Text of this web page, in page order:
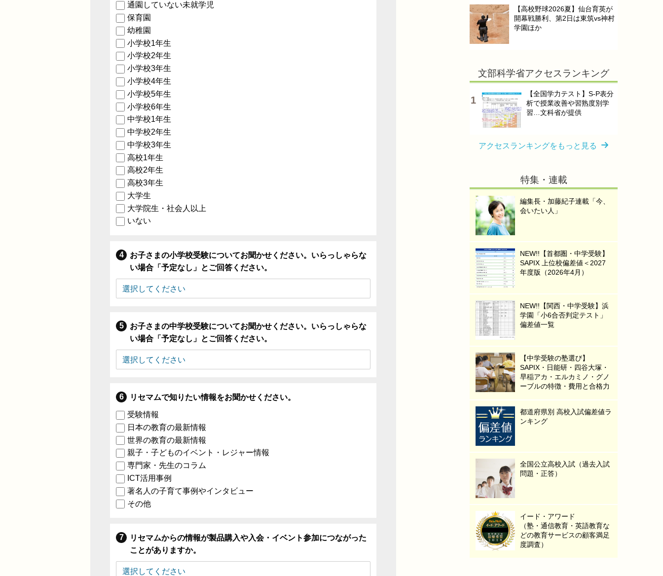
通園していない未就学児
保育園
幼稚園
小学校1年生
小学校2年生
小学校3年生
小学校4年生
小学校5年生
小学校6年生
中学校1年生
中学校2年生
中学校3年生
高校1年生
高校2年生
高校3年生
大学生
大学院生・社会人以上
いない
お子さまの小学校受験についてお聞かせください。いらっしゃらな
い場合「予定なし」とご回答ください。
お子さまの中学校受験についてお聞かせください。いらっしゃらな
い場合「予定なし」とご回答ください。
リセマムで知りたい情報をお聞かせください。
受験情報
日本の教育の最新情報
世界の教育の最新情報
親子・子どものイベント・レジャー情報
専門家・先生のコラム
ICT活用事例
著名人の子育て事例やインタビュー
その他
リセマムからの情報が製品購入や入会・イベント参加につながった
ことがありますか。
【高校野球2026夏】仙台育英が
開幕戦勝利、第2日は東筑vs神村
学園ほか
文部科学省アクセスランキング
【全国学力テスト】S-P表分
析で授業改善や習熟度別学
習…文科省が提供
アクセスランキングをもっと見る
特集・連載
編集長・加藤紀子連載「今、
会いたい人」
NEW!!【首都圏・中学受験】
SAPIX 上位校偏差値＜2027
年度版（2026年4月）
NEW!!【関西・中学受験】浜
学園「小6合否判定テスト」
偏差値一覧
【中学受験の塾選び】
SAPIX・日能研・四谷大塚・
早稲アカ・エルカミノ・グノ
ーブルの特徴・費用と合格力
都道府県別 高校入試偏差値ラ
ンキング
全国公立高校入試（過去入試
問題・正答）
イード・アワード
（塾・通信教育・英語教育な
どの教育サービスの顧客満足
度調査）